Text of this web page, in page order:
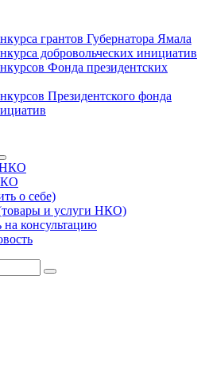
грантов Губернатора Ямала
добровольческих инициатив
Фонда президентских
Президентского фонда
НКО
о себе)
и услуги НКО)
консультацию